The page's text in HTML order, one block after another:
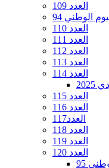
العدد 109
الوطني 94
العدد 110
العدد 111
العدد 112
العدد 113
العدد 114
العدد 115
العدد 116
العدد117
العدد 118
العدد 119
العدد 120
95